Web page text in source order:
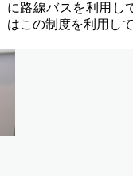
に路線バスを利用し
はこの制度を利用し